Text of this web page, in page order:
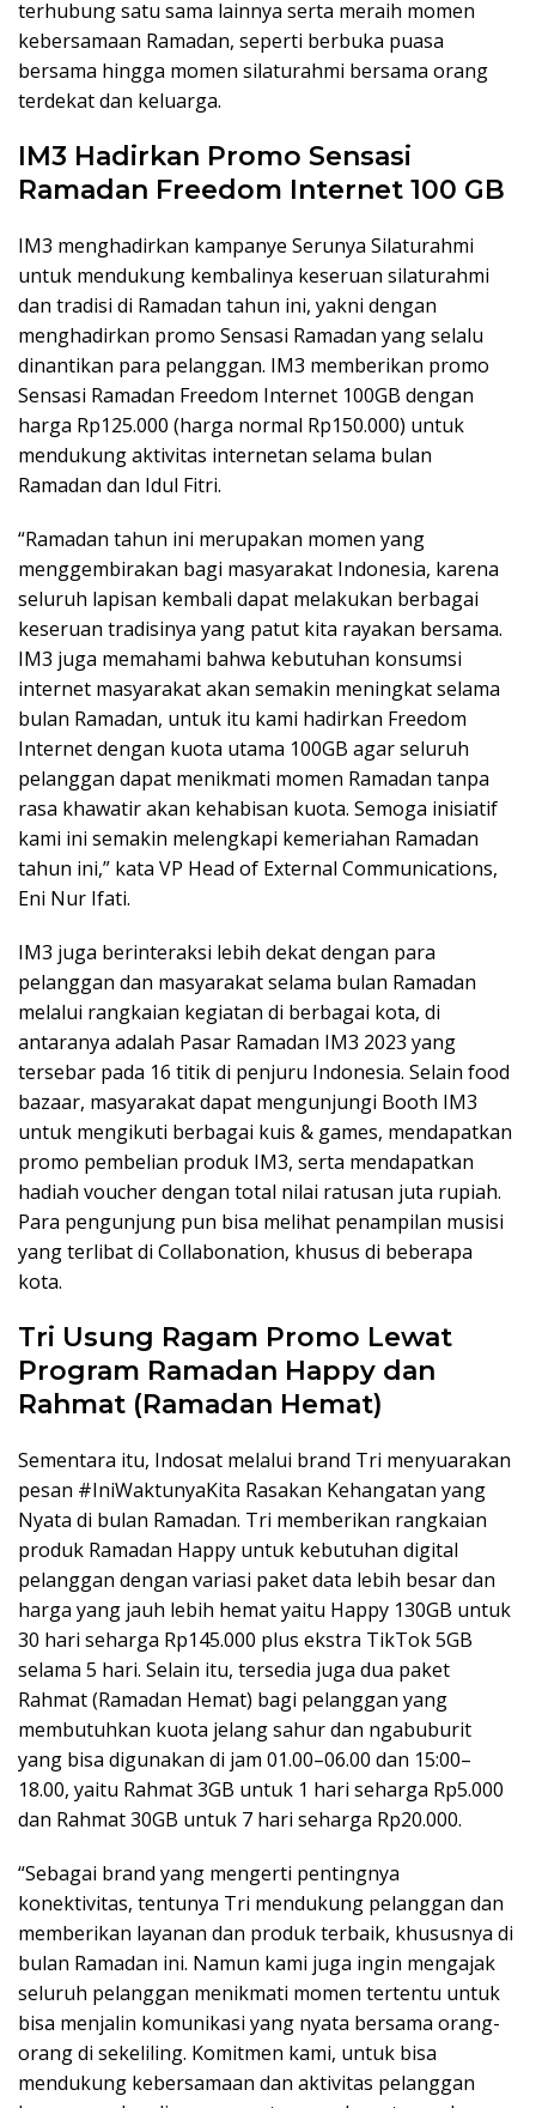
terhubung satu sama lainnya serta meraih momen
kebersamaan Ramadan, seperti berbuka puasa
bersama hingga momen silaturahmi bersama orang
terdekat dan keluarga.
IM3 Hadirkan Promo Sensasi
Ramadan Freedom Internet 100 GB
IM3 menghadirkan kampanye Serunya Silaturahmi
untuk mendukung kembalinya keseruan silaturahmi
dan tradisi di Ramadan tahun ini, yakni dengan
menghadirkan promo Sensasi Ramadan yang selalu
dinantikan para pelanggan. IM3 memberikan promo
Sensasi Ramadan Freedom Internet 100GB dengan
harga Rp125.000 (harga normal Rp150.000) untuk
mendukung aktivitas internetan selama bulan
Ramadan dan Idul Fitri.
“Ramadan tahun ini merupakan momen yang
menggembirakan bagi masyarakat Indonesia, karena
seluruh lapisan kembali dapat melakukan berbagai
keseruan tradisinya yang patut kita rayakan bersama.
IM3 juga memahami bahwa kebutuhan konsumsi
internet masyarakat akan semakin meningkat selama
bulan Ramadan, untuk itu kami hadirkan Freedom
Internet dengan kuota utama 100GB agar seluruh
pelanggan dapat menikmati momen Ramadan tanpa
rasa khawatir akan kehabisan kuota. Semoga inisiatif
kami ini semakin melengkapi kemeriahan Ramadan
tahun ini,” kata VP Head of External Communications,
Eni Nur Ifati.
IM3 juga berinteraksi lebih dekat dengan para
pelanggan dan masyarakat selama bulan Ramadan
melalui rangkaian kegiatan di berbagai kota, di
antaranya adalah Pasar Ramadan IM3 2023 yang
tersebar pada 16 titik di penjuru Indonesia. Selain food
bazaar, masyarakat dapat mengunjungi Booth IM3
untuk mengikuti berbagai kuis & games, mendapatkan
promo pembelian produk IM3, serta mendapatkan
hadiah voucher dengan total nilai ratusan juta rupiah.
Para pengunjung pun bisa melihat penampilan musisi
yang terlibat di Collabonation, khusus di beberapa
kota.
Tri Usung Ragam Promo Lewat
Program Ramadan Happy dan
Rahmat (Ramadan Hemat)
Sementara itu, Indosat melalui brand Tri menyuarakan
pesan #IniWaktunyaKita Rasakan Kehangatan yang
Nyata di bulan Ramadan. Tri memberikan rangkaian
produk Ramadan Happy untuk kebutuhan digital
pelanggan dengan variasi paket data lebih besar dan
harga yang jauh lebih hemat yaitu Happy 130GB untuk
30 hari seharga Rp145.000 plus ekstra TikTok 5GB
selama 5 hari. Selain itu, tersedia juga dua paket
Rahmat (Ramadan Hemat) bagi pelanggan yang
membutuhkan kuota jelang sahur dan ngabuburit
yang bisa digunakan di jam 01.00–06.00 dan 15:00–
18.00, yaitu Rahmat 3GB untuk 1 hari seharga Rp5.000
dan Rahmat 30GB untuk 7 hari seharga Rp20.000.
“Sebagai brand yang mengerti pentingnya
konektivitas, tentunya Tri mendukung pelanggan dan
memberikan layanan dan produk terbaik, khususnya di
bulan Ramadan ini. Namun kami juga ingin mengajak
seluruh pelanggan menikmati momen tertentu untuk
bisa menjalin komunikasi yang nyata bersama orang-
orang di sekeliling. Komitmen kami, untuk bisa
mendukung kebersamaan dan aktivitas pelanggan